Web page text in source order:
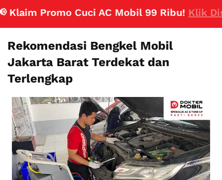
Promo Cuci AC Mobil 99 Ribu!Klik Disini
Rekomendasi Bengkel Mobil
Jakarta Barat Terdekat dan
Terlengkap